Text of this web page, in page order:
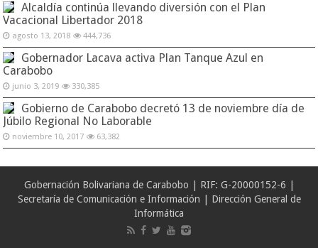
Alcaldía continúa llevando diversión con el Plan
Vacacional Libertador 2018
agosto 13, 2018 444,736
Gobernador Lacava activa Plan Tanque Azul en
Carabobo
junio 3, 2019 330,385
Gobierno de Carabobo decretó 13 de noviembre día de
Júbilo Regional No Laborable
noviembre 10, 2017 63,382
Gobernación Bolivariana de Carabobo | RIF: G-20000152-6 |
Secretaría de Comunicación e Información | Dirección General de
Informática